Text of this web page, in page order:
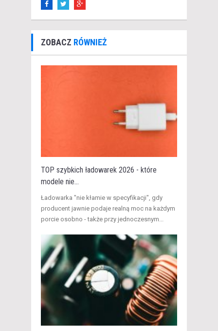
ZOBACZ RÓWNIEŻ
TOP szybkich ładowarek 2026 - które
modele nie...
​Ładowarka "nie kłamie w specyfikacji", gdy
producent jawnie podaje realną moc na każdym
porcie osobno - także przy jednoczesnym...